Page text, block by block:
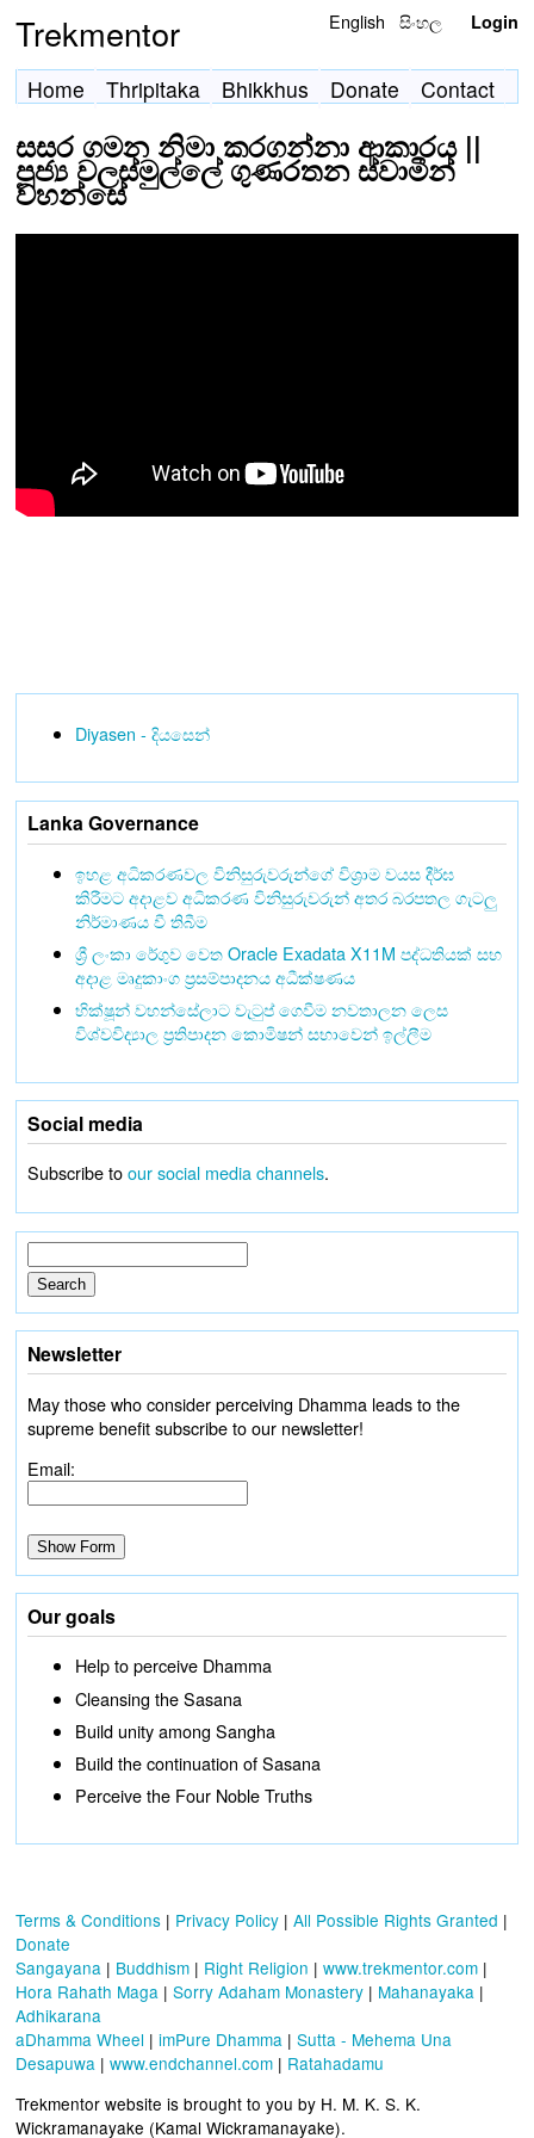
Trekmentor English සිංහල Login
Home Thripitaka Bhikkhus Donate Contact
සසර ගමන නිමා කරගන්නා ආකාරය ||
පූජ්‍ය වලස්මුල්ලේ ගුණරතන ස්වාමීන්
වහන්සේ
Diyasen - දියසෙන්
Lanka Governance
ඉහළ අධිකරණවල විනිසුරුවරුන්ගේ විශ්‍රාම වයස දීර්ඝ
කිරීමට අදාළව අධිකරණ විනිසුරුවරුන් අතර බරපතල ගැටලු
නිර්මාණය වී තිබීම
ශ්‍රී ලංකා රේගුව වෙත Oracle Exadata X11M පද්ධතියක් සහ
අදාළ මෘදුකාංග ප්‍රසම්පාදනය අධීක්ෂණය
භික්ෂූන් වහන්සේලාට වැටුප් ගෙවීම නවතාලන ලෙස
විශ්වවිද්‍යාල ප්‍රතිපාදන කොමිෂන් සභාවෙන් ඉල්ලීම
Social media
Subscribe toour social media channels.
Newsletter
May those who consider perceiving Dhamma leads to the
supreme benefit subscribe to our newsletter!
Email:
Our goals
Help to perceive Dhamma
Cleansing the Sasana
Build unity among Sangha
Build the continuation of Sasana
Perceive the Four Noble Truths
Terms & Conditions | Privacy Policy | All Possible Rights Granted |
Donate
Sangayana | Buddhism | Right Religion | www.trekmentor.com |
Hora Rahath Maga | Sorry Adaham Monastery | Mahanayaka |
Adhikarana
aDhamma Wheel | imPure Dhamma | Sutta - Mehema Una
Desapuwa | www.endchannel.com | Ratahadamu
Trekmentor website is brought to you by H. M. K. S. K.
Wickramanayake (Kamal Wickramanayake).